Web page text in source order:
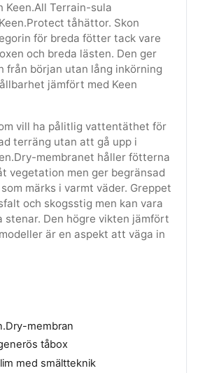
Keen.All Terrain-sula
tåhättor. Skon
för breda fötter tack vare
och breda lästen. Den ger
från början utan lång inkörning
jämfört med Keen
vill ha pålitlig vattentäthet för
terräng utan att gå upp i
membranet håller fötterna
vegetation men ger begränsad
märks i varmt väder. Greppet
och skogsstig men kan vara
stenar. Den högre vikten jämfört
är en aspekt att väga in
membran
tåbox
med smältteknik